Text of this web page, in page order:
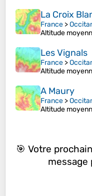
La Croix
France >
Altitude
Les Vignals
France >
Altitude
A Maury
France >
Altitude
🎯 Votre
message